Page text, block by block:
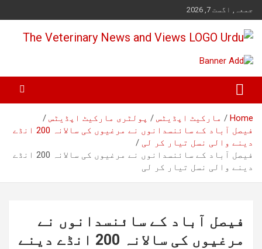
to
content
جمعہ, اگست 7, 2026
The Veterinary News & Views
Home مارکیٹ اپڈیٹس
پولٹری مارکیٹ اپڈیٹس
فیصل آباد کے سائنسدانوں نے مرغیوں کی سالانہ 200 انڈے
دینے والی نسل تیار کر لی
فیصل آباد کے سائنسدانوں نے مرغیوں کی سالانہ 200 انڈے
دینے والی نسل تیار کر لی
فیصل آباد کے سائنسدانوں نے
مرغیوں کی سالانہ 200 انڈے دینے